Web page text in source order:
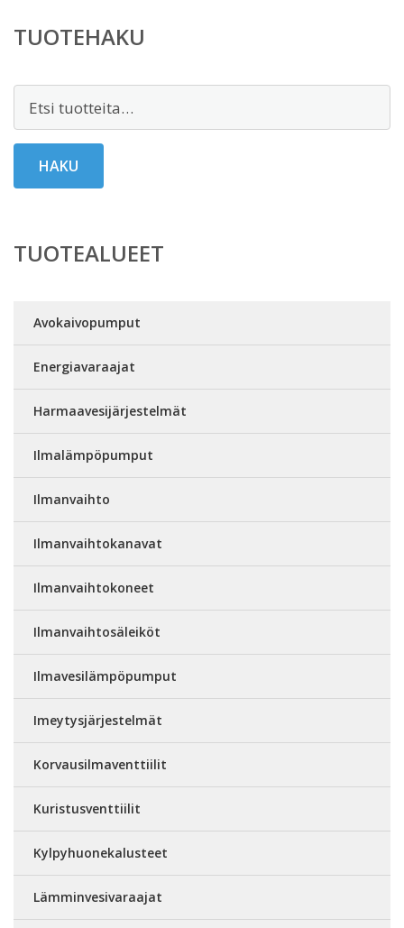
TUOTEHAKU
HAKU
TUOTEALUEET
Avokaivopumput
Energiavaraajat
Harmaavesijärjestelmät
Ilmalämpöpumput
Ilmanvaihto
Ilmanvaihtokanavat
Ilmanvaihtokoneet
Ilmanvaihtosäleiköt
Ilmavesilämpöpumput
Imeytysjärjestelmät
Korvausilmaventtiilit
Kuristusventtiilit
Kylpyhuonekalusteet
Lämminvesivaraajat